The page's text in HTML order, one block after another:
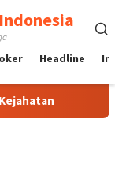
Headline